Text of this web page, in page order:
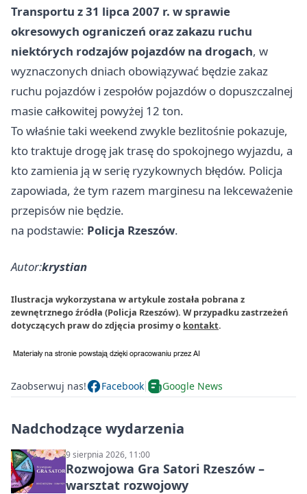
Transportu z 31 lipca 2007 r. w sprawie
okresowych ograniczeń oraz zakazu ruchu
niektórych rodzajów pojazdów na drogach, w
wyznaczonych dniach obowiązywać będzie zakaz
ruchu pojazdów i zespołów pojazdów o dopuszczalnej
masie całkowitej powyżej 12 ton.
To właśnie taki weekend zwykle bezlitośnie pokazuje,
kto traktuje drogę jak trasę do spokojnego wyjazdu, a
kto zamienia ją w serię ryzykownych błędów. Policja
zapowiada, że tym razem marginesu na lekceważenie
przepisów nie będzie.
na podstawie: Policja Rzeszów.
Autor:krystian
Ilustracja wykorzystana w artykule została pobrana z
zewnętrznego źródła (Policja Rzeszów). W przypadku zastrzeżeń
dotyczących praw do zdjęcia prosimy o kontakt.
Zaobserwuj nas! Facebook Google News
Nadchodzące wydarzenia
9 sierpnia 2026, 11:00
Rozwojowa Gra Satori Rzeszów –
warsztat rozwojowy